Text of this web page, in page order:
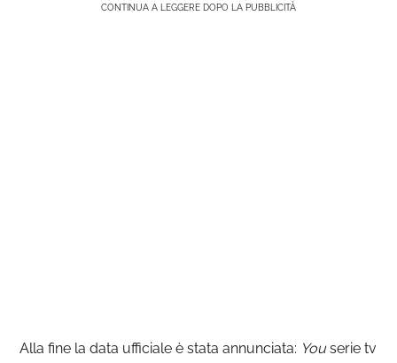
CONTINUA A LEGGERE DOPO LA PUBBLICITÀ
Alla fine la data ufficiale è stata annunciata: Youserie tv